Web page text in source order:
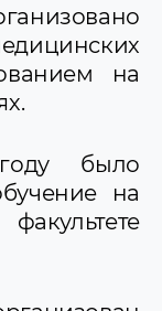
на
было
на